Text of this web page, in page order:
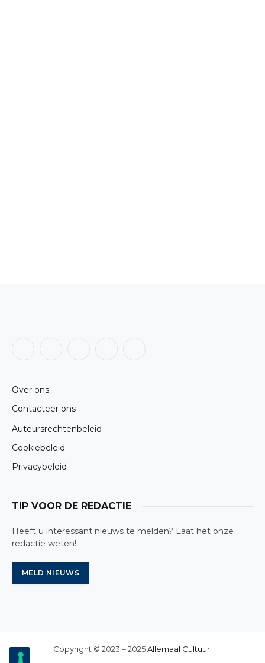
Over ons
Contacteer ons
Auteursrechtenbeleid
Cookiebeleid
Privacybeleid
TIP VOOR DE REDACTIE
Heeft u interessant nieuws te melden? Laat het onze
redactie weten!
Copyright © 2023 – 2025Allemaal Cultuur